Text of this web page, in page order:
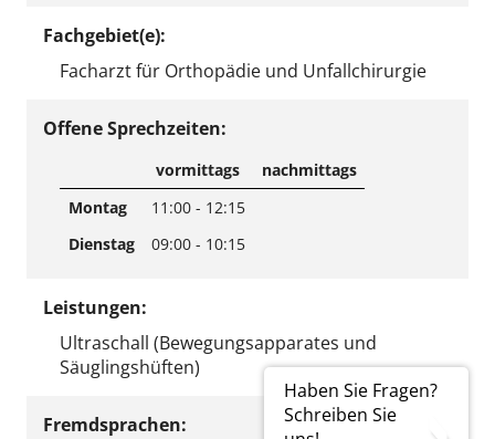
Haben Sie Fragen?
Schreiben Sie
Fachgebiet(e):
Facharzt für Orthopädie und Unfallchirurgie
Offene Sprechzeiten:
vormittags
nachmittags
Montag
11:00 - 12:15
Dienstag
09:00 - 10:15
Leistungen:
Ultraschall (Bewegungsapparates und
Säuglingshüften)
Fremdsprachen: